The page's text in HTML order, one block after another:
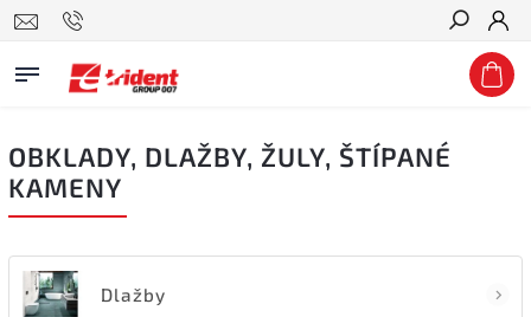
Hledat
OBKLADY, DLAŽBY, ŽULY, ŠTÍPANÉ
KAMENY
Dlažby